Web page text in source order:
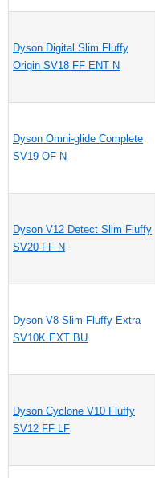
Dyson Digital Slim Fluffy
Origin SV18 FF ENT N
Dyson Omni-glide Complete
SV19 OF N
Dyson V12 Detect Slim Fluffy
SV20 FF N
Dyson V8 Slim Fluffy Extra
SV10K EXT BU
Dyson Cyclone V10 Fluffy
SV12 FF LF